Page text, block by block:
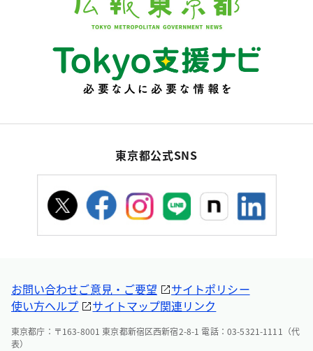
東京都公式SNS
お問い合わせご意見・ご要望
サイトポリシー
使い方ヘルプ
サイトマップ関連リンク
東京都庁：〒163-8001 東京都新宿区西新宿2-8-1 電話：03-5321-1111（代
表）